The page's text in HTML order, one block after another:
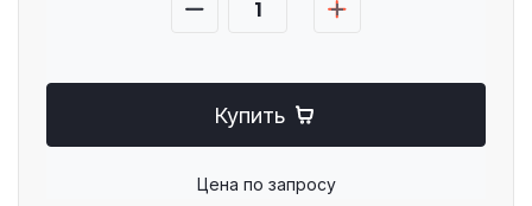
Купить
Цена по запросу